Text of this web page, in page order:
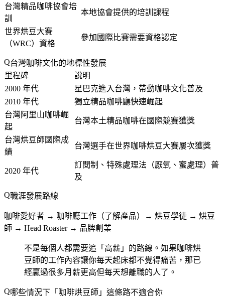
台灣精品咖啡協會培
訓
本地協會提供的培訓課程
世界烘豆大賽
（WRC）資格
參加國際比賽需要資格認定
台灣咖啡文化的地標性發展
里程碑
說明
2000 年代
星巴克進入台灣，帶動咖啡文化普及
2010 年代
獨立精品咖啡廳快速崛起
台灣阿里山咖啡崛
起
台灣本土精品咖啡在國際競賽獲獎
台灣烘豆師國際成
績
台灣選手在世界咖啡烘豆大賽屢次獲獎
2020 年代
訂閱制、特殊處理法（厭氧、蜜處理）普
及
職涯發展路線
咖啡愛好者 → 咖啡廳工作（了解產品）→ 烘豆學徒 → 烘豆
師 → Head Roaster → 品牌創業
不是每個人都需要追「高薪」的路線。如果咖啡烘
豆師的工作內容讓你每天起床都不覺得痛苦，那已
經贏過很多月薪更高但每天想離職的人了。
哪些情況下「咖啡烘豆師」這條路不適合你